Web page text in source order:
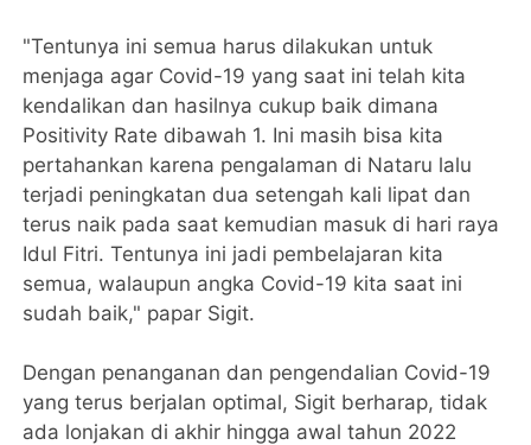
"Tentunya ini semua harus dilakukan untuk
menjaga agar Covid-19 yang saat ini telah kita
kendalikan dan hasilnya cukup baik dimana
Positivity Rate dibawah 1. Ini masih bisa kita
pertahankan karena pengalaman di Nataru lalu
terjadi peningkatan dua setengah kali lipat dan
terus naik pada saat kemudian masuk di hari raya
Idul Fitri. Tentunya ini jadi pembelajaran kita
semua, walaupun angka Covid-19 kita saat ini
sudah baik," papar Sigit.
Dengan penanganan dan pengendalian Covid-19
yang terus berjalan optimal, Sigit berharap, tidak
ada lonjakan di akhir hingga awal tahun 2022